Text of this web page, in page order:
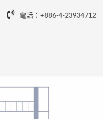
電話：+886-4-23934712